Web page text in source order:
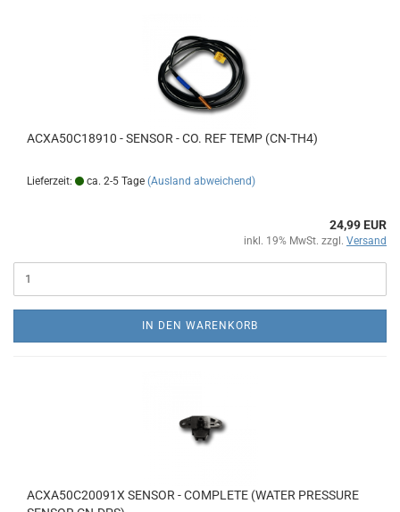
ACXA50C18910 - SENSOR - CO. REF TEMP (CN-TH4)
Lieferzeit: ca. 2-5 Tage (Ausland abweichend)
24,99 EUR
inkl. 19% MwSt. zzgl. Versand
IN DEN WARENKORB
ACXA50C20091X SENSOR - COMPLETE (WATER PRESSURE